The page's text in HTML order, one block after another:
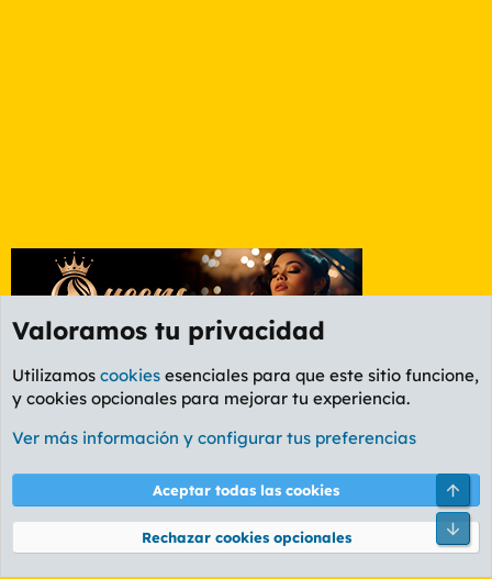
Etiquetas
Cookies
PL OLDSTYLE AMARILLO
Términos y reglas Política de privacidad Ayuda
Community platform by XenForo® © 2010-2026 XenForo Ltd.
Valoramos tu privacidad
Utilizamos cookies esenciales para que este sitio funcione,
y cookies opcionales para mejorar tu experiencia.
Ver más información y configurar tus preferencias
Aceptar todas las cookies
Rechazar cookies opcionales
Pie